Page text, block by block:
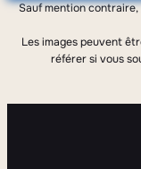
Sauf mention
Les images peuvent
référer si vous